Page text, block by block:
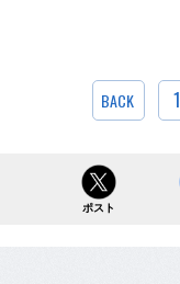
BACK 1
ポスト